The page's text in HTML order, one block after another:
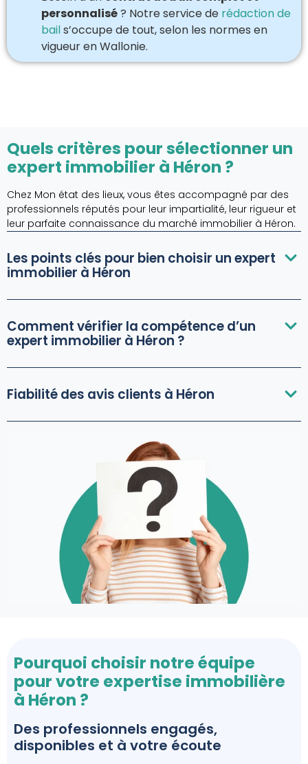
personnalisé? Notre service de rédaction de
bails’occupe de tout, selon les normes en
vigueur en Wallonie.
Quels critères pour sélectionner un
expert immobilier à Héron ?
Chez Mon état des lieux, vous êtes accompagné par des
professionnels réputés pour leur impartialité, leur rigueur et
leur parfaite connaissance du marché immobilier à Héron.
Les points clés pour bien choisir un expert
immobilier à Héron
Comment vérifier la compétence d’un
expert immobilier à Héron ?
Fiabilité des avis clients à Héron
Pourquoi choisir notre équipe
pour votre expertise immobilière
à Héron ?
Des professionnels engagés,
disponibles et à votre écoute